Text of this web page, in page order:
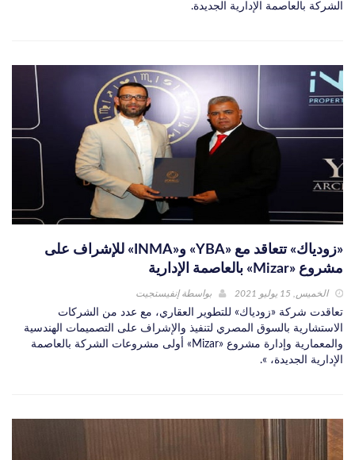
الشركة بالعاصمة الإدارية الجديدة.
«زودياك» تتعاقد مع «YBA» و«INMA» للإشراف على
مشروع «Mizar» بالعاصمة الإدارية
الخميس, 15 يوليو 2021 بواسطةإنفيستجيت
تعاقدت شركة «زودياك» للتطوير العقاري، مع عدد من الشركات
الاستشارية بالسوق المصري لتنفيذ والإشراف على التصميمات الهندسية
والمعمارية وإدارة مشروع «Mizar» أولى مشروعات الشركة بالعاصمة
الإدارية الجديدة، ».